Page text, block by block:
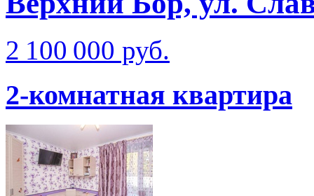
2 100 000 руб.
2-комнатная квартира